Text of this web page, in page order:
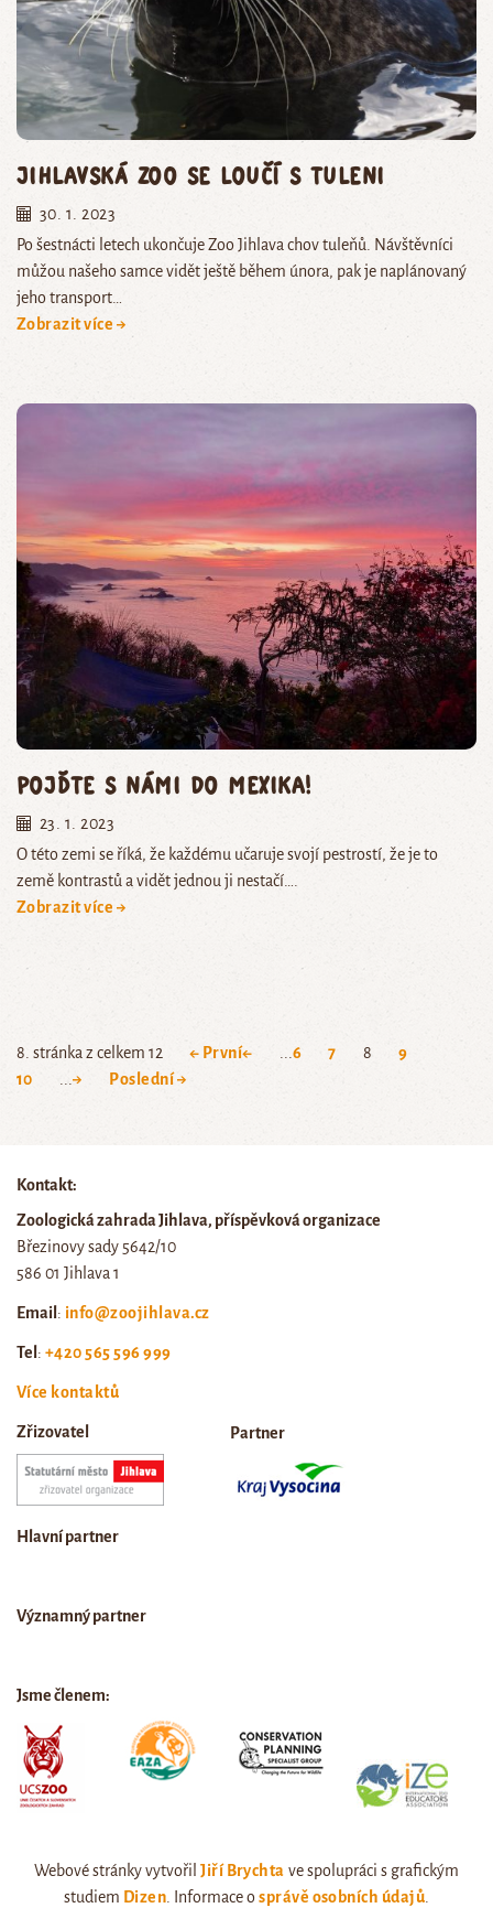
Jihlavská zoo se loučí s tuleni
30. 1. 2023
Po šestnácti letech ukončuje Zoo Jihlava chov tuleňů. Návštěvníci
můžou našeho samce vidět ještě během února, pak je naplánovaný
jeho transport…
Zobrazit více →
Pojďte s námi do Mexika!
23. 1. 2023
O této zemi se říká, že každému učaruje svojí pestrostí, že je to
země kontrastů a vidět jednou ji nestačí….
Zobrazit více →
8. stránka z celkem 12 ← První← 6 7 8
9
10
→ Poslední →
Kontakt:
Zoologická zahrada Jihlava, příspěvková organizace
Březinovy sady 5642/10
586 01 Jihlava 1
Email : info@zoojihlava.cz
Tel : +420 565 596 999
Více kontaktů
Zřizovatel Partner
Hlavní partner
Významný partner
Jsme členem:
Webové stránky vytvořilJiří Brychta ve spolupráci s grafickým
studiem Dizen . Informace osprávě osobních údajů